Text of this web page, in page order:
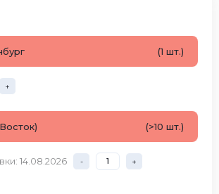
(1 шт.)
+
(>10 шт.)
14.08.2026 - +